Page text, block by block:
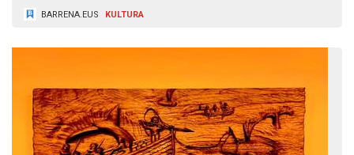
BARRENA.EUS KULTURA